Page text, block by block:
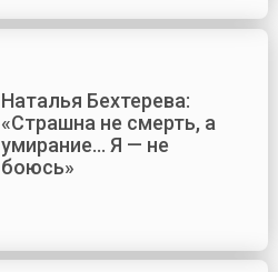
Наталья Бехтерева:
«Страшна не смерть, а
умирание... Я — не
боюсь»